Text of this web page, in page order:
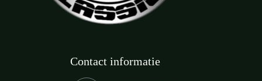
Contact informatie